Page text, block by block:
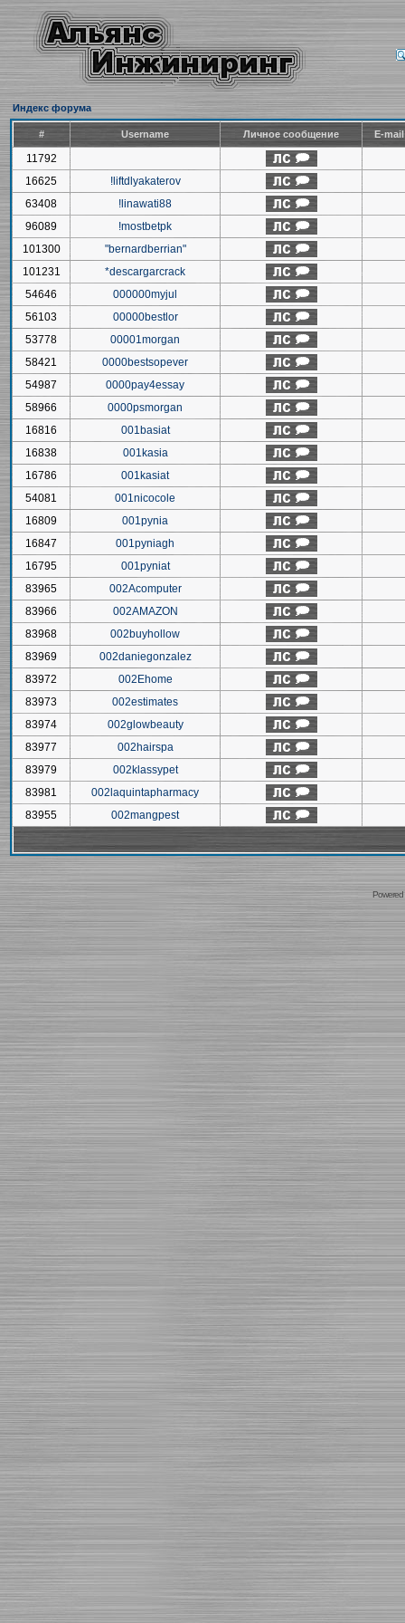
Индекс форума
# Username Личное сообщение E-
11792
16625
!liftdlyakaterov
63408
!linawati88
96089
!mostbetpk
101300
"bernardberrian"
101231
*descargarcrack
54646
000000myjul
56103
00000bestlor
53778
00001morgan
58421
0000bestsopever
54987
0000pay4essay
58966
0000psmorgan
16816
001basiat
16838
001kasia
16786
001kasiat
54081
001nicocole
16809
001pynia
16847
001pyniagh
16795
001pyniat
83965
002Acomputer
83966
002AMAZON
83968
002buyhollow
83969
002daniegonzalez
83972
002Ehome
83973
002estimates
83974
002glowbeauty
83977
002hairspa
83979
002klassypet
83981
002laquintapharmacy
83955
002mangpest